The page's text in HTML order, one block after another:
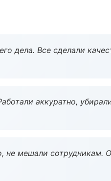
дела. Все сделали
аккуратно,
мешали сотрудникам.